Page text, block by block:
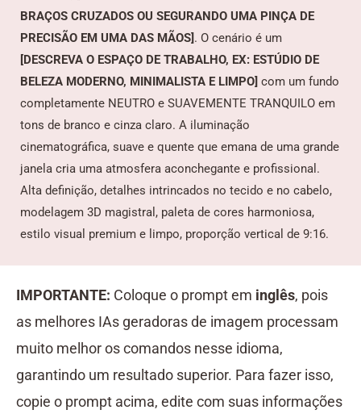
BRAÇOS CRUZADOS OU SEGURANDO UMA PINÇA DE
PRECISÃO EM UMA DAS MÃOS]. O cenário é um
[DESCREVA O ESPAÇO DE TRABALHO, EX: ESTÚDIO DE
BELEZA MODERNO, MINIMALISTA E LIMPO] com um fundo
completamente NEUTRO e SUAVEMENTE TRANQUILO em
tons de branco e cinza claro. A iluminação
cinematográfica, suave e quente que emana de uma grande
janela cria uma atmosfera aconchegante e profissional.
Alta definição, detalhes intrincados no tecido e no cabelo,
modelagem 3D magistral, paleta de cores harmoniosa,
estilo visual premium e limpo, proporção vertical de 9:16.
IMPORTANTE: Coloque o prompt em inglês, pois
as melhores IAs geradoras de imagem processam
muito melhor os comandos nesse idioma,
garantindo um resultado superior. Para fazer isso,
copie o prompt acima, edite com suas informações